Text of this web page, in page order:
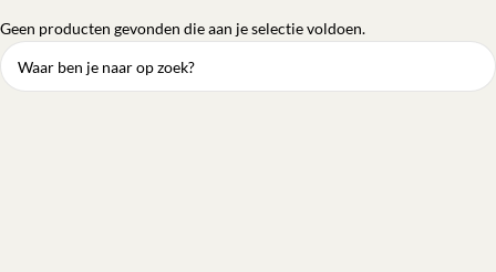
Geen producten gevonden die aan je selectie voldoen.